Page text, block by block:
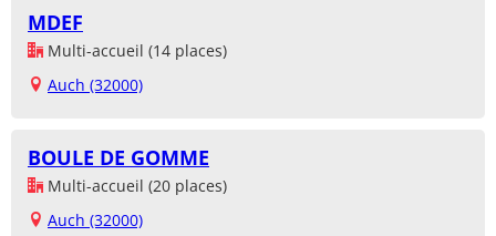
MDEF
Multi-accueil (14 places)
Auch (32000)
BOULE DE GOMME
Multi-accueil (20 places)
Auch (32000)